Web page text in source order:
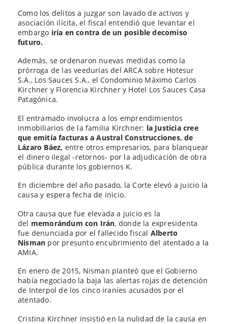
Como los delitos a juzgar son lavado de activos y
asociación ilícita, el fiscal entendió que levantar el
embargo iría en contra de un posible decomiso
futuro.
Además, se ordenaron nuevas medidas como la
prórroga de las veedurías del ARCA sobre Hotesur
S.A., Los Sauces S.A., el Condominio Máximo Carlos
Kirchner y Florencia Kirchner y Hotel Los Sauces Casa
Patagónica.
El entramado involucra a los emprendimientos
inmobiliarios de la familia Kirchner: la Justicia cree
que emitía facturas a Austral Construcciones, de
Lázaro Báez, entre otros empresarios, para blanquear
el dinero ilegal -retornos- por la adjudicación de obra
pública durante los gobiernos K.
En diciembre del año pasado, la Corte elevó a juicio la
causa y espera fecha de inicio.
Otra causa que fue elevada a juicio es la
del memorándum con Irán, donde la expresidenta
fue denunciada por el fallecido fiscal Alberto
Nisman por presunto encubrimiento del atentado a la
AMIA.
En enero de 2015, Nisman planteó que el Gobierno
había negociado la baja las alertas rojas de detención
de Interpol de los cinco iraníes acusados por el
atentado.
Cristina Kirchner insistió en la nulidad de la causa en